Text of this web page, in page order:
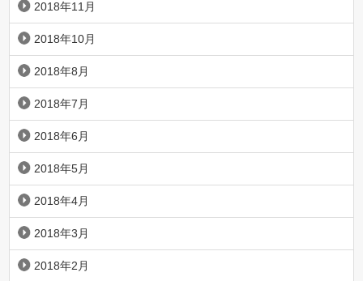
2018年11月
2018年10月
2018年8月
2018年7月
2018年6月
2018年5月
2018年4月
2018年3月
2018年2月